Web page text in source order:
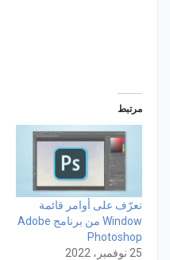
مرتبط
تعرّف على أوامر قائمة
Window من برنامج Adobe
Photoshop
25 نوفمبر، 2022